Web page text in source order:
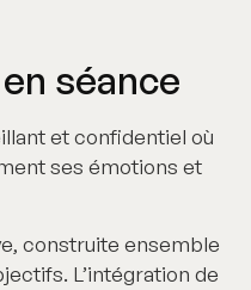
séance
et confidentiel où
ses émotions et
construite ensemble
L’intégration de